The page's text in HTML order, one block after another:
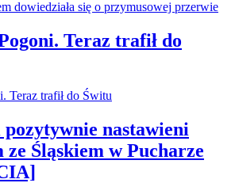
Teraz trafił do
nastawieni
ze Śląskiem w Pucharze